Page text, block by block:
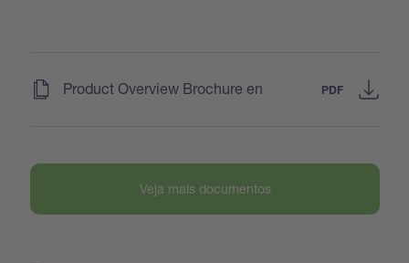
Product Overview Brochure en PDF
Veja mais documentos